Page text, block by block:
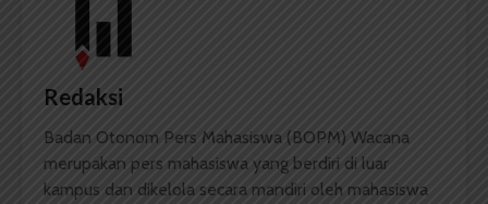
Redaksi
Badan Otonom Pers Mahasiswa (BOPM) Wacana
merupakan pers mahasiswa yang berdiri di luar
kampus dan dikelola secara mandiri oleh mahasiswa